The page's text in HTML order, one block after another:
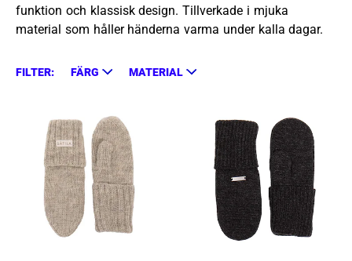
funktion och klassisk design. Tillverkade i mjuka
material som håller händerna varma under kalla dagar.
FILTER: FÄRG MATERIAL